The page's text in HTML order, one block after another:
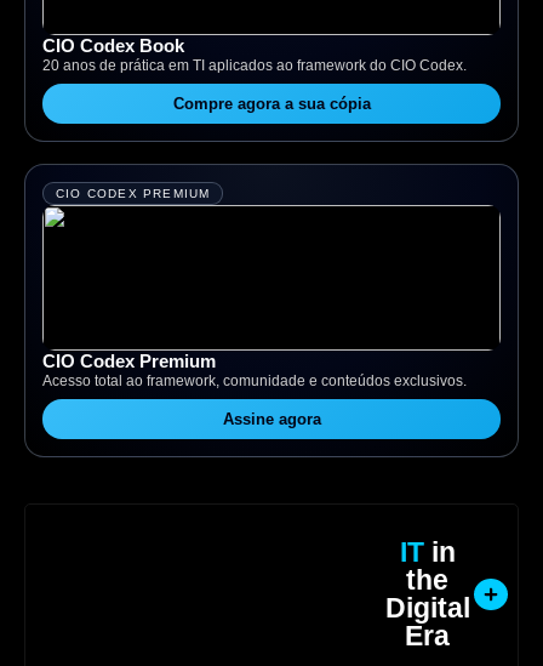
CIO Codex Book
20 anos de prática em TI aplicados ao framework do CIO Codex.
Compre agora a sua cópia
CIO CODEX PREMIUM
CIO Codex Premium
Acesso total ao framework, comunidade e conteúdos exclusivos.
Assine agora
ITin
the
Digital
Era